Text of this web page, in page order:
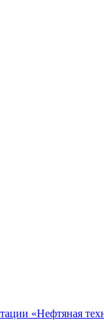
«Нефтяная